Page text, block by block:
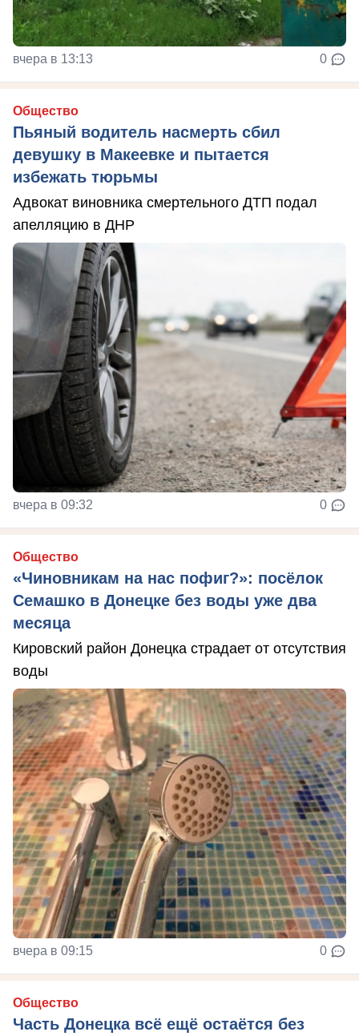
вчера в 13:13 0
Общество
Пьяный водитель насмерть сбил
девушку в Макеевке и пытается
избежать тюрьмы
Адвокат виновника смертельного ДТП подал
апелляцию в ДНР
вчера в 09:32 0
Общество
«Чиновникам на нас пофиг?»: посёлок
Семашко в Донецке без воды уже два
месяца
Кировский район Донецка страдает от отсутствия
воды
вчера в 09:15 0
Общество
Часть Донецка всё ещё остаётся без